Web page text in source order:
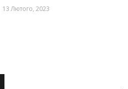
13 Лютого, 2023